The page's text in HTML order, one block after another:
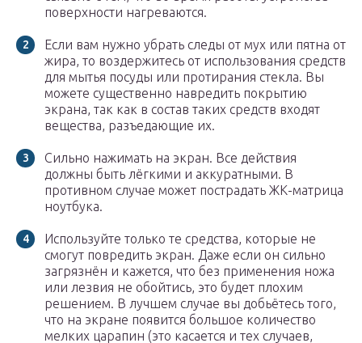
поверхности нагреваются.
Если вам нужно убрать следы от мух или пятна от
жира, то воздержитесь от использования средств
для мытья посуды или протирания стекла. Вы
можете существенно навредить покрытию
экрана, так как в состав таких средств входят
вещества, разъедающие их.
Сильно нажимать на экран. Все действия
должны быть лёгкими и аккуратными. В
противном случае может пострадать ЖК-матрица
ноутбука.
Используйте только те средства, которые не
смогут повредить экран. Даже если он сильно
загрязнён и кажется, что без применения ножа
или лезвия не обойтись, это будет плохим
решением. В лучшем случае вы добьётесь того,
что на экране появится большое количество
мелких царапин (это касается и тех случаев,